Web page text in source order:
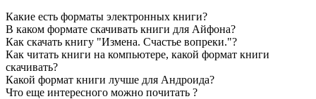
Какие есть форматы электронных книги?
В каком формате скачивать книги для Айфона?
Как скачать книгу "Измена. Счастье вопреки."?
Как читать книги на компьютере, какой формат книги
скачивать?
Какой формат книги лучше для Андроида?
Что еще интересного можно почитать ?